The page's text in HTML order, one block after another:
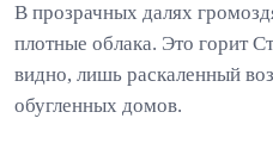
В прозрачных далях
плотные облака. Это горит
видно, лишь раскаленный
обугленных домов.